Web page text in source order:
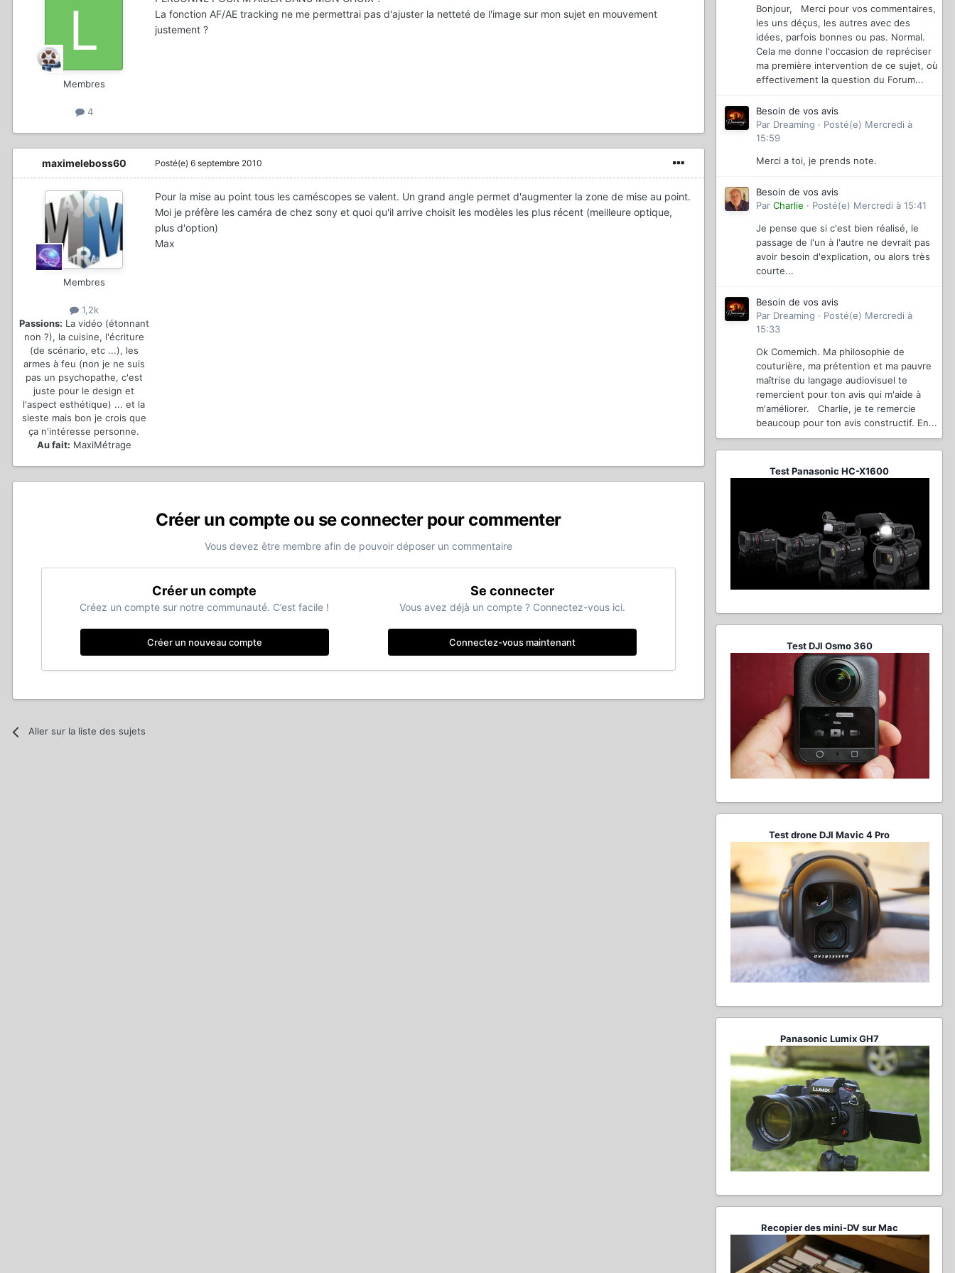
Membres
4
La fonction AF/AE tracking ne me permettrai pas d'ajuster la netteté de l'image sur mon sujet en mouvement
justement ?
maximeleboss60
Membres
1,2k
Passions: La vidéo (étonnant
non ?), la cuisine, l'écriture
(de scénario, etc ...), les
armes à feu (non je ne suis
pas un psychopathe, c'est
juste pour le design et
l'aspect esthétique) ... et la
sieste mais bon je crois que
ça n'intéresse personne.
Au fait: MaxiMétrage
Posté(e) 6 septembre 2010
Pour la mise au point tous les caméscopes se valent. Un grand angle permet d'augmenter la zone de mise au point.
Moi je préfère les caméra de chez sony et quoi qu'il arrive choisit les modèles les plus récent (meilleure optique,
plus d'option)
Max
Créer un compte ou se connecter pour commenter
Vous devez être membre afin de pouvoir déposer un commentaire
Créer un compte
Créez un compte sur notre communauté. C’est facile !
Créer un nouveau compte
Se connecter
Vous avez déjà un compte ? Connectez-vous ici.
Connectez-vous maintenant
Aller sur la liste des sujets
Bonjour, Merci pour vos commentaires,
les uns déçus, les autres avec des
idées, parfois bonnes ou pas. Normal.
Cela me donne l'occasion de repréciser
ma première intervention de ce sujet, où
effectivement la question du Forum...
Besoin de vos avis
Par Dreaming · Posté(e) Mercredi à
15:59
Merci a toi, je prends note.
Besoin de vos avis
Par Charlie · Posté(e) Mercredi à 15:41
Je pense que si c'est bien réalisé, le
passage de l'un à l'autre ne devrait pas
avoir besoin d'explication, ou alors très
courte...
Besoin de vos avis
Par Dreaming · Posté(e) Mercredi à
15:33
Ok Comemich. Ma philosophie de
couturière, ma prétention et ma pauvre
maîtrise du langage audiovisuel te
remercient pour ton avis qui m'aide à
m'améliorer. Charlie, je te remercie
beaucoup pour ton avis constructif. En...
Test Panasonic HC-X1600
Test DJI Osmo 360
Test drone DJI Mavic 4 Pro
Panasonic Lumix GH7
Recopier des mini-DV sur Mac